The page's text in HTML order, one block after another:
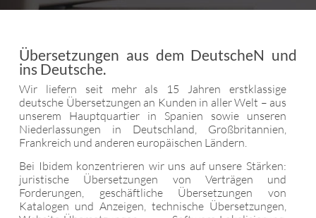
Übersetzungen aus dem DeutscheN und
ins Deutsche.
Wir liefern seit mehr als 15 Jahren erstklassige
deutsche Übersetzungen an Kunden in aller Welt – aus
unserem Hauptquartier in Spanien sowie unseren
Niederlassungen in Deutschland, Großbritannien,
Frankreich und anderen europäischen Ländern.
Bei Ibidem konzentrieren wir uns auf unsere Stärken:
juristische Übersetzungen von Verträgen und
Forderungen, geschäftliche Übersetzungen von
Katalogen und Anzeigen, technische Übersetzungen,